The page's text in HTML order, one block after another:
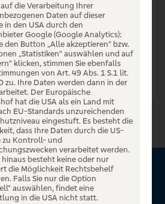
die Verarbeitung Ihrer
Daten auf dieser
in den USA durch den
Google (Google Analytics):
den Button „Alle akzeptieren“ bzw.
„Statistiken“ auswählen und auf
klicken, stimmen Sie ebenfalls
von Art. 49 Abs. 1 S.1 lit.
zu. Ihre Daten werden dann in der
Der Europäische
hat die USA als ein Land mit
EU-Standards unzureichenden
eingestuft. Es besteht die
dass Ihre Daten durch die US-
zu Kontroll- und
verarbeitet werden.
besteht keine oder nur
die Möglichkeit Rechtsbehelf
Falls Sie nur die Option
auswählen, findet eine
in die USA nicht statt.